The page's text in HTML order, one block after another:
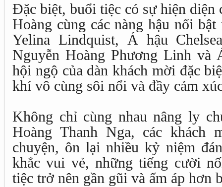
Đặc biệt, buổi tiệc có sự hiện diện
Hoàng cùng các nàng hậu nổi
Yelina Lindquist, Á hậu
Nguyễn Hoàng Phương Linh
hội ngộ của dàn khách mời đặc
khí vô cùng sôi nổi và đầy cảm
Không chỉ cùng nhau nâng ly
Hoàng Thanh Nga, các khách
chuyện, ôn lại nhiều kỷ niệm
khắc vui vẻ, những tiếng cười
tiệc trở nên gần gũi và ấm áp hơn